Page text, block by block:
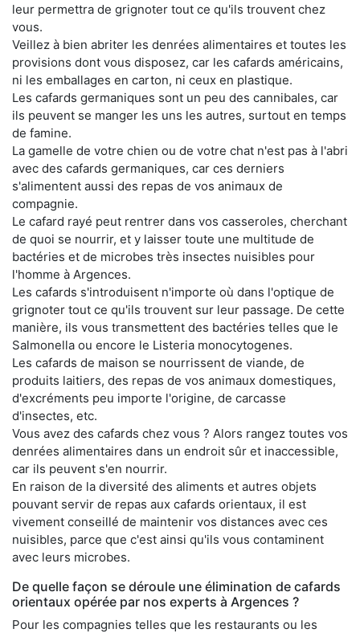
leur permettra de grignoter tout ce qu'ils trouvent chez
vous.
Veillez à bien abriter les denrées alimentaires et toutes les
provisions dont vous disposez, car les cafards américains,
ni les emballages en carton, ni ceux en plastique.
Les cafards germaniques sont un peu des cannibales, car
ils peuvent se manger les uns les autres, surtout en temps
de famine.
La gamelle de votre chien ou de votre chat n'est pas à l'abri
avec des cafards germaniques, car ces derniers
s'alimentent aussi des repas de vos animaux de
compagnie.
Le cafard rayé peut rentrer dans vos casseroles, cherchant
de quoi se nourrir, et y laisser toute une multitude de
bactéries et de microbes très insectes nuisibles pour
l'homme à Argences.
Les cafards s'introduisent n'importe où dans l'optique de
grignoter tout ce qu'ils trouvent sur leur passage. De cette
manière, ils vous transmettent des bactéries telles que le
Salmonella ou encore le Listeria monocytogenes.
Les cafards de maison se nourrissent de viande, de
produits laitiers, des repas de vos animaux domestiques,
d'excréments peu importe l'origine, de carcasse
d'insectes, etc.
Vous avez des cafards chez vous ? Alors rangez toutes vos
denrées alimentaires dans un endroit sûr et inaccessible,
car ils peuvent s'en nourrir.
En raison de la diversité des aliments et autres objets
pouvant servir de repas aux cafards orientaux, il est
vivement conseillé de maintenir vos distances avec ces
nuisibles, parce que c'est ainsi qu'ils vous contaminent
avec leurs microbes.
De quelle façon se déroule une élimination de cafards
orientaux opérée par nos experts à Argences ?
Pour les compagnies telles que les restaurants ou les